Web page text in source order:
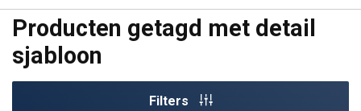
Producten getagd met detail
sjabloon
Filters